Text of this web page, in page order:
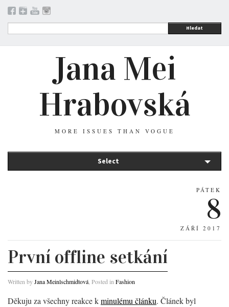
Hledat
Jana Mei
Hrabovská
MORE ISSUES THAN VOGUE
Select
PÁTEK
8
ZÁŘÍ 2017
První offline setkání
Written byJana Meinlschmidtová , Posted in Fashion
Děkuju za všechny reakce kminulému článku. Článek byl